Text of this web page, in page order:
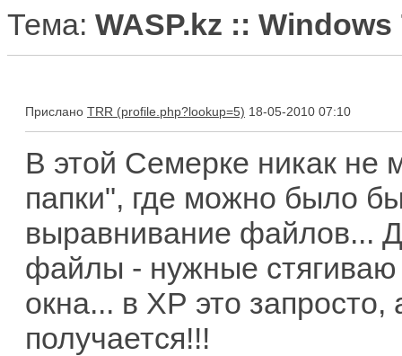
Тема: WASP.kz :: Windows
Прислано TRR 18-05-2010 07:10
В этой Семерке никак не
папки", где можно было
выравнивание файлов...
файлы - нужные
окна... в ХР это запросто,
получается!!!